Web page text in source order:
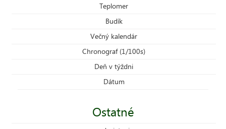
Teplomer
Budík
Večný kalendár
Chronograf (1/100s)
Deň v týždni
Dátum
Ostatné